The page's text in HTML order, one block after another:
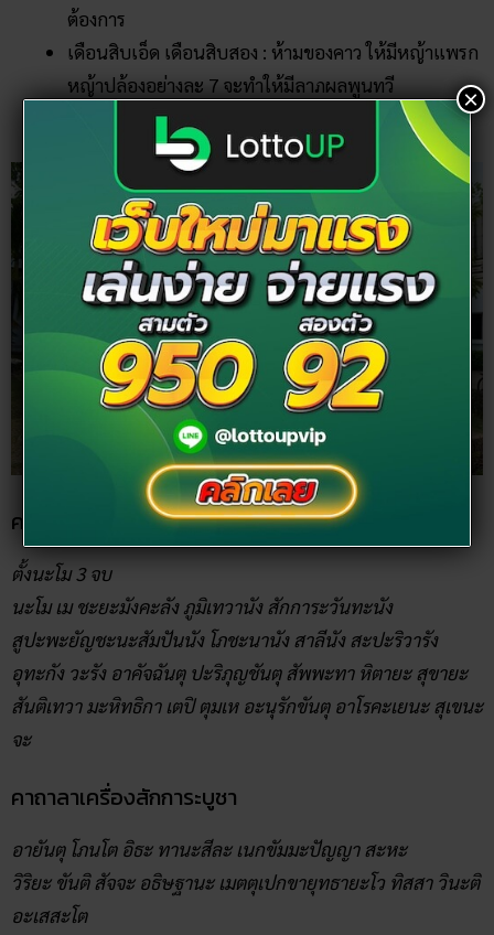
ต้องการ
เดือนสิบเอ็ด เดือนสิบสอง : ห้ามของคาว ให้มีหญ้าแพรก
หญ้าปล้องอย่างละ 7 จะทำให้มีลาภผลพูนทวี
คาถาถวายเครื่องสักการะบูชา
ตั้งนะโม 3 จบ
นะโม เม ชะยะมังคะลัง ภูมิเทวานัง สักการะวันทะนัง
สูปะพะยัญชะนะสัมปันนัง โภชะนานัง สาลีนัง สะปะริวารัง
อุทะกัง วะรัง อาคัจฉันตุ ปะริภุญชันตุ สัพพะทา หิตายะ สุขายะ
สันติเทวา มะหิทธิกา เตปิ ตุมเห อะนุรักขันตุ อาโรคะเยนะ สุเขนะ
จะ
คาถาลาเครื่องสักการะบูชา
อายันตุ โภนโต อิธะ ทานะสีละ เนกขัมมะปัญญา สะหะ
วิริยะ ขันติ สัจจะ อธิษฐานะ เมตตุเปกขายุทธายะโว ทิสสา วินะติ
อะเสสะโต
×